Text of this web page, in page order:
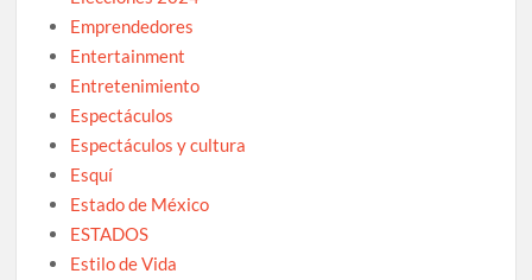
Emprendedores
Entertainment
Entretenimiento
Espectáculos
Espectáculos y cultura
Esquí
Estado de México
ESTADOS
Estilo de Vida